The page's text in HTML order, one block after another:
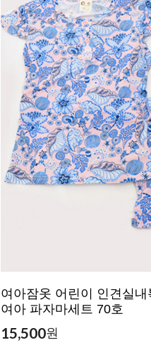
여아잠옷 어린이 인견실
여아 파자마세트 70호
15,500원